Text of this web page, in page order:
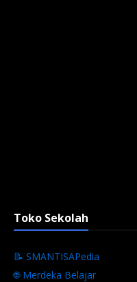
Toko Sekolah
📝 SMANTISAPedia
🌐 Merdeka Belajar